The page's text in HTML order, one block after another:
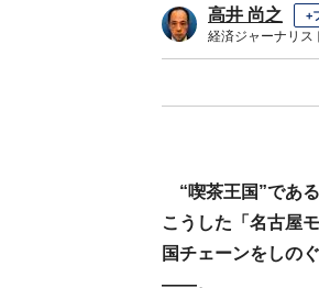
高井 尚之 +
経済ジャーナリス
“喫茶王国”であ
こうした「名古屋
国チェーンをしの
――。